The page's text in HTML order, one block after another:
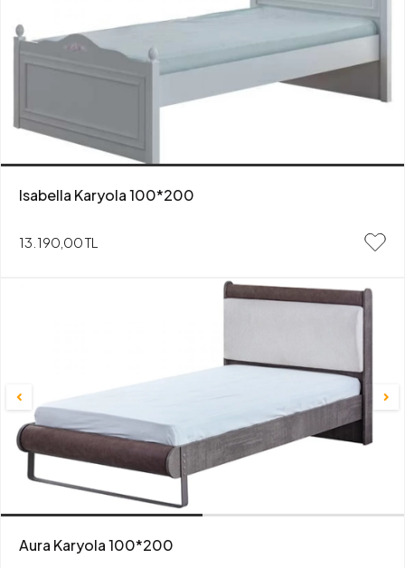
Isabella Karyola 100*200
13.190,00 TL
Aura Karyola 100*200